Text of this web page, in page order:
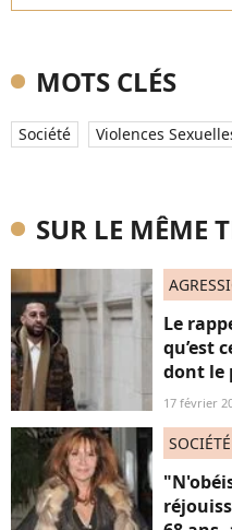
MOTS CLÉS
Société Violences
SUR LE MÊME
Le
qu’est
dont le
17 février
SOCIÉTÉ